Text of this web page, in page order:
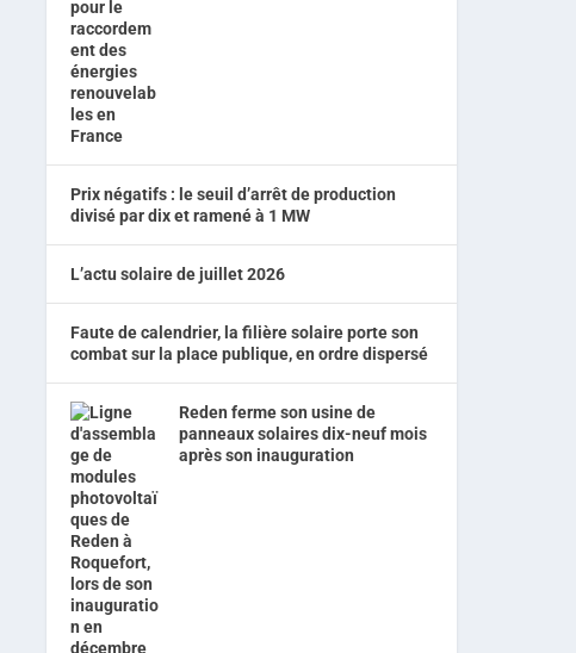
Prix négatifs : le seuil d’arrêt de production
divisé par dix et ramené à 1 MW
L’actu solaire de juillet 2026
Faute de calendrier, la filière solaire porte son
combat sur la place publique, en ordre dispersé
Reden ferme son usine de
panneaux solaires dix-neuf mois
après son inauguration